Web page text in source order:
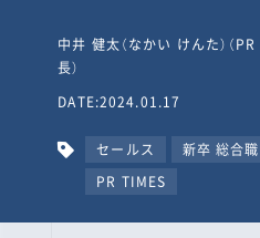
山田真輔（やまだ しんすけ）
長）
DATE:2023.09.08
カルチャー CxO